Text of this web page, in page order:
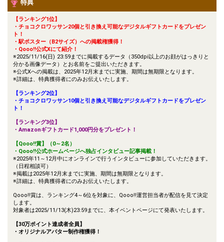
特典
【ランキング1位】
・チョコクロワッサン20個と引き換え可能なデジタルギフトカードをプレゼン
ト！
・駅ポスター（B2サイズ）への掲載権獲得！
・Qooo!!公式Xにて紹介！
※2025/11/16(日) 23:59までに掲載するデータ（350dpi以上のお顔がはっきりと
分かる画像データ）とお名前をご提出いただきます。
※公式Xへの掲載は、2025年12月末までに実施、期間は無期限となります。
※詳細は、特典獲得者にのみお伝えいたします。
【ランキング2位】
・チョコクロワッサン10個と引き換え可能なデジタルギフトカードをプレゼン
ト！
【ランキング3位】
・Amazonギフトカード1,000円分をプレゼント！
【Qooo!!賞】（0～2名）
・Qooo!!公式ホームページへ独占インタビュー記事掲載！
※2025年11～12月中にオンラインで行うインタビューに参加していただきます。
（日程相談可）
※掲載は2025年12月末までに実施、期間は無期限となります。
※詳細は、特典獲得者にのみお伝えいたします。
Qooo!!賞は、ランキング4～6位を対象に、Qooo!!運営担当者が配信を見て決定
します。
対象者は2025/11/13(木)23:59までに、本イベントページにて発表いたします。
【30万ポイント達成者全員】
・オリジナルアバター制作権獲得！